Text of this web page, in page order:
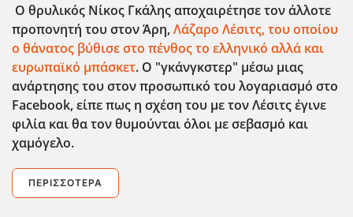
Ο θρυλικός Νίκος Γκάλης αποχαιρέτησε τον άλλοτε
προπονητή του στον Άρη,Λάζαρο Λέσιτς, του οποίου
ο θάνατος βύθισε στο πένθος το ελληνικό αλλά και
ευρωπαϊκό μπάσκετ. Ο "γκάνγκστερ" μέσω μιας
ανάρτησης του στον προσωπικό του λογαριασμό στο
Facebook, είπε πως η σχέση του με τον Λέσιτς έγινε
φιλία και θα τον θυμούνται όλοι με σεβασμό και
χαμόγελο.
ΠΕΡΙΣΣΌΤΕΡΑ